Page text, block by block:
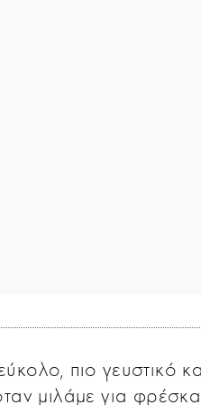
πιο γευστικό
μιλάμε για